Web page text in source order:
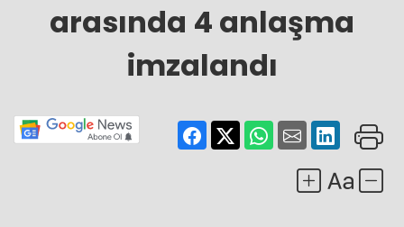
imzalandı
arasında 4 anlaşma
imzalandı